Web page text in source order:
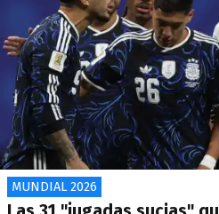
MUNDIAL 2026